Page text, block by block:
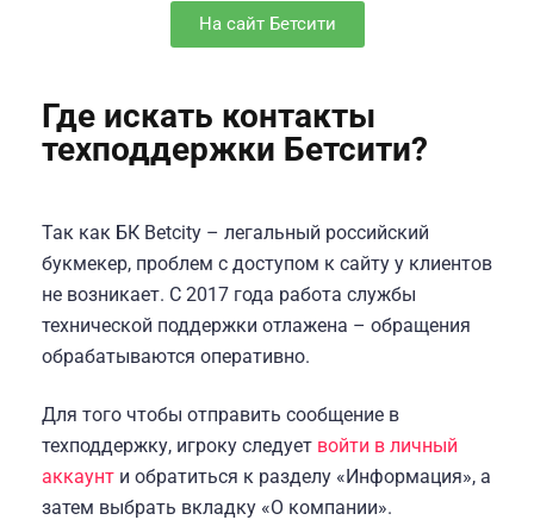
На сайт Бетсити
Где искать контакты
техподдержки Бетсити?
Так как БК Betcity – легальный российский
букмекер, проблем с доступом к сайту у клиентов
не возникает. С 2017 года работа службы
технической поддержки отлажена – обращения
обрабатываются оперативно.
Для того чтобы отправить сообщение в
техподдержку, игроку следует войти в личный
аккаунт и обратиться к разделу «Информация», а
затем выбрать вкладку «О компании».